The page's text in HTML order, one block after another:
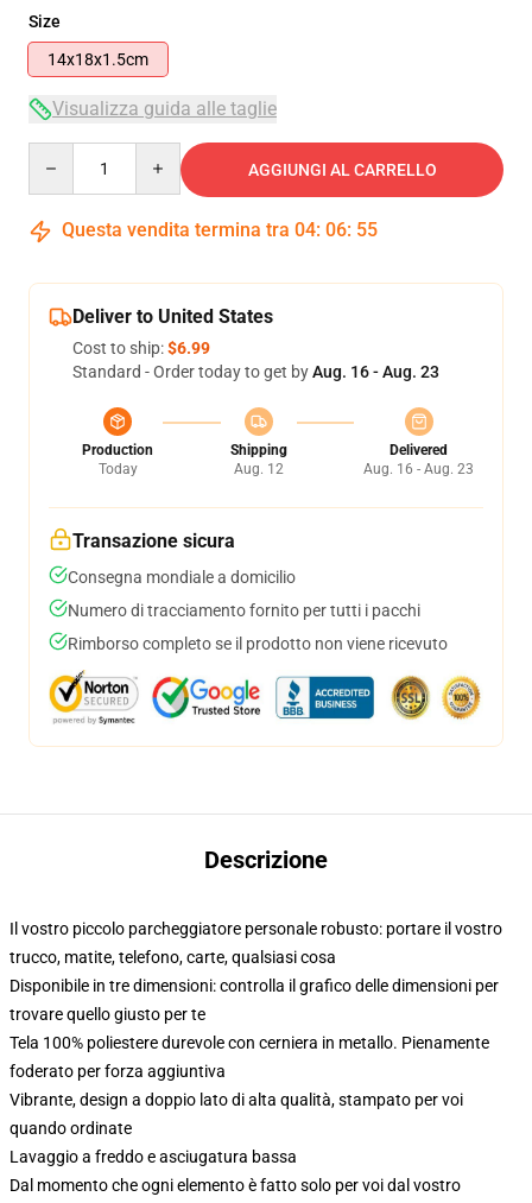
Size
14x18x1.5cm
Visualizza guida alle taglie
AGGIUNGI AL CARRELLO
Questa vendita termina tra 04: 06: 54
Deliver to United States
Cost to ship:$6.99
Standard - Order today to get byAug. 16 - Aug. 23
Production
Today
Shipping
Aug. 12
Delivered
Aug. 16 - Aug. 23
Transazione sicura
Consegna mondiale a domicilio
Numero di tracciamento fornito per tutti i pacchi
Rimborso completo se il prodotto non viene ricevuto
Descrizione
Il vostro piccolo parcheggiatore personale robusto: portare il vostro
trucco, matite, telefono, carte, qualsiasi cosa
Disponibile in tre dimensioni: controlla il grafico delle dimensioni per
trovare quello giusto per te
Tela 100% poliestere durevole con cerniera in metallo. Pienamente
foderato per forza aggiuntiva
Vibrante, design a doppio lato di alta qualità, stampato per voi
quando ordinate
Lavaggio a freddo e asciugatura bassa
Dal momento che ogni elemento è fatto solo per voi dal vostro